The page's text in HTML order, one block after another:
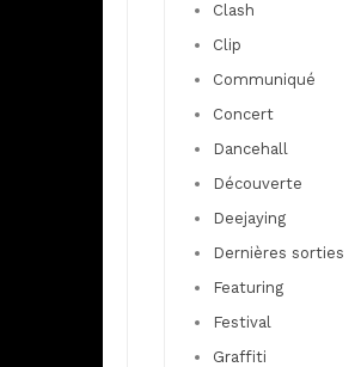
Clash
Clip
Communiqué
Concert
Dancehall
Découverte
Deejaying
Dernières sorties
Featuring
Festival
Graffiti